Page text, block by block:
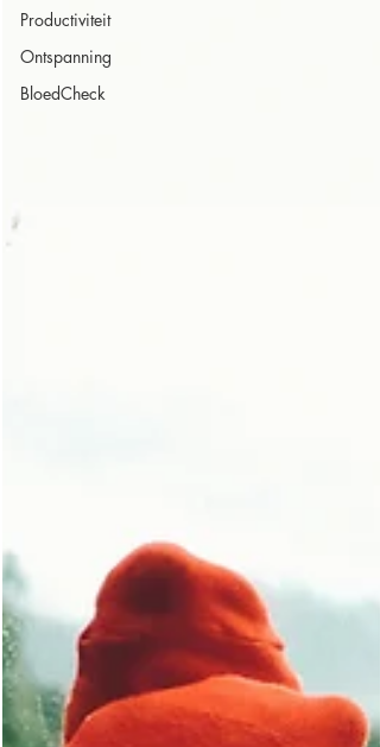
Productiviteit
Ontspanning
BloedCheck